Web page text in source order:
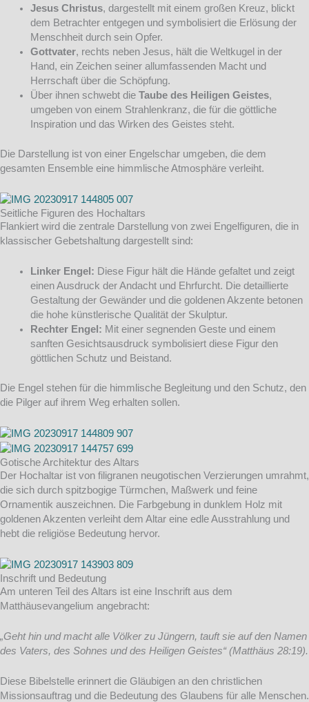
Jesus Christus, dargestellt mit einem großen Kreuz, blickt
dem Betrachter entgegen und symbolisiert die Erlösung der
Menschheit durch sein Opfer.
Gottvater, rechts neben Jesus, hält die Weltkugel in der
Hand, ein Zeichen seiner allumfassenden Macht und
Herrschaft über die Schöpfung.
Über ihnen schwebt die Taube des Heiligen Geistes,
umgeben von einem Strahlenkranz, die für die göttliche
Inspiration und das Wirken des Geistes steht.
Die Darstellung ist von einer Engelschar umgeben, die dem
gesamten Ensemble eine himmlische Atmosphäre verleiht.
Seitliche Figuren des Hochaltars
Flankiert wird die zentrale Darstellung von zwei Engelfiguren, die in
klassischer Gebetshaltung dargestellt sind:
Linker Engel: Diese Figur hält die Hände gefaltet und zeigt
einen Ausdruck der Andacht und Ehrfurcht. Die detaillierte
Gestaltung der Gewänder und die goldenen Akzente betonen
die hohe künstlerische Qualität der Skulptur.
Rechter Engel: Mit einer segnenden Geste und einem
sanften Gesichtsausdruck symbolisiert diese Figur den
göttlichen Schutz und Beistand.
Die Engel stehen für die himmlische Begleitung und den Schutz, den
die Pilger auf ihrem Weg erhalten sollen.
Gotische Architektur des Altars
Der Hochaltar ist von filigranen neugotischen Verzierungen umrahmt,
die sich durch spitzbogige Türmchen, Maßwerk und feine
Ornamentik auszeichnen. Die Farbgebung in dunklem Holz mit
goldenen Akzenten verleiht dem Altar eine edle Ausstrahlung und
hebt die religiöse Bedeutung hervor.
Inschrift und Bedeutung
Am unteren Teil des Altars ist eine Inschrift aus dem
Matthäusevangelium angebracht:
„Geht hin und macht alle Völker zu Jüngern, tauft sie auf den Namen
des Vaters, des Sohnes und des Heiligen Geistes“ (Matthäus 28:19).
Diese Bibelstelle erinnert die Gläubigen an den christlichen
Missionsauftrag und die Bedeutung des Glaubens für alle Menschen.